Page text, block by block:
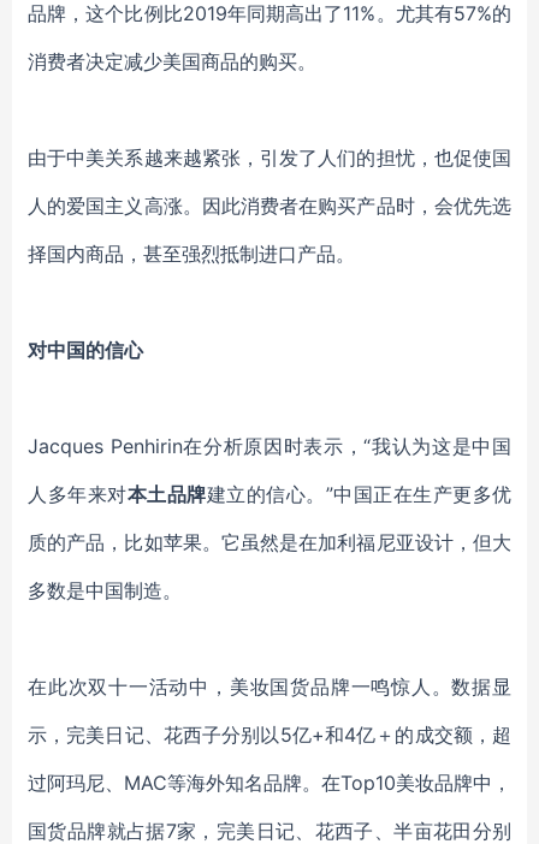
品牌，这个比例比2019年同期高出了11%。尤其有57%的
消费者决定减少美国商品的购买。
由于中美关系越来越紧张，引发了人们的担忧，也促使国
人的爱国主义高涨。因此消费者在购买产品时，会优先选
择国内商品，甚至强烈抵制进口产品。
对中国的信心
Jacques Penhirin在分析原因时表示，“我认为这是中国
人多年来对本土品牌建立的信心。”中国正在生产更多优
质的产品，比如苹果。它虽然是在加利福尼亚设计，但大
多数是中国制造。
在此次双十一活动中，美妆国货品牌一鸣惊人。数据显
示，完美日记、花西子分别以5亿+和4亿＋的成交额，超
过阿玛尼、MAC等海外知名品牌。在Top10美妆品牌中，
国货品牌就占据7家，完美日记、花西子、半亩花田分别